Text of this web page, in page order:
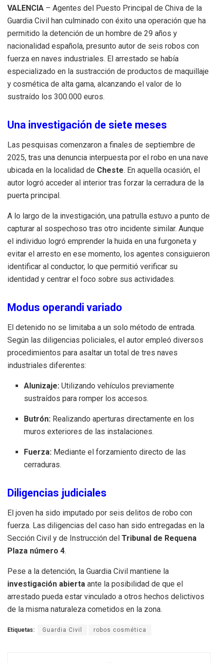
VALENCIA – Agentes del Puesto Principal de Chiva de la
Guardia Civil han culminado con éxito una operación que ha
permitido la detención de un hombre de 29 años y
nacionalidad española, presunto autor de seis robos con
fuerza en naves industriales. El arrestado se había
especializado en la sustracción de productos de maquillaje
y cosmética de alta gama, alcanzando el valor de lo
sustraído los 300.000 euros.
Una investigación de siete meses
Las pesquisas comenzaron a finales de septiembre de
2025, tras una denuncia interpuesta por el robo en una nave
ubicada en la localidad de Cheste. En aquella ocasión, el
autor logró acceder al interior tras forzar la cerradura de la
puerta principal.
A lo largo de la investigación, una patrulla estuvo a punto de
capturar al sospechoso tras otro incidente similar. Aunque
el individuo logró emprender la huida en una furgoneta y
evitar el arresto en ese momento, los agentes consiguieron
identificar al conductor, lo que permitió verificar su
identidad y centrar el foco sobre sus actividades.
Modus operandi variado
El detenido no se limitaba a un solo método de entrada.
Según las diligencias policiales, el autor empleó diversos
procedimientos para asaltar un total de tres naves
industriales diferentes:
Alunizaje: Utilizando vehículos previamente
sustraídos para romper los accesos.
Butrón: Realizando aperturas directamente en los
muros exteriores de las instalaciones.
Fuerza: Mediante el forzamiento directo de las
cerraduras.
Diligencias judiciales
El joven ha sido imputado por seis delitos de robo con
fuerza. Las diligencias del caso han sido entregadas en la
Sección Civil y de Instrucción del Tribunal de Requena
Plaza número 4.
Pese a la detención, la Guardia Civil mantiene la
investigación abierta ante la posibilidad de que el
arrestado pueda estar vinculado a otros hechos delictivos
de la misma naturaleza cometidos en la zona.
Etiquetas: Guardia Civil robos cosmética